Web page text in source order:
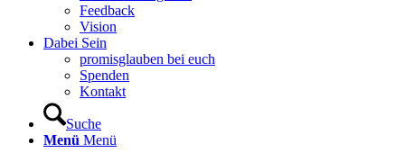
Feedback
Vision
Dabei Sein
promisglauben bei euch
Spenden
Kontakt
Suche
Menü Menü